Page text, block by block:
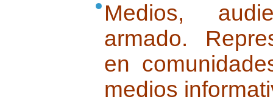
Medios,
armado.
en
medios